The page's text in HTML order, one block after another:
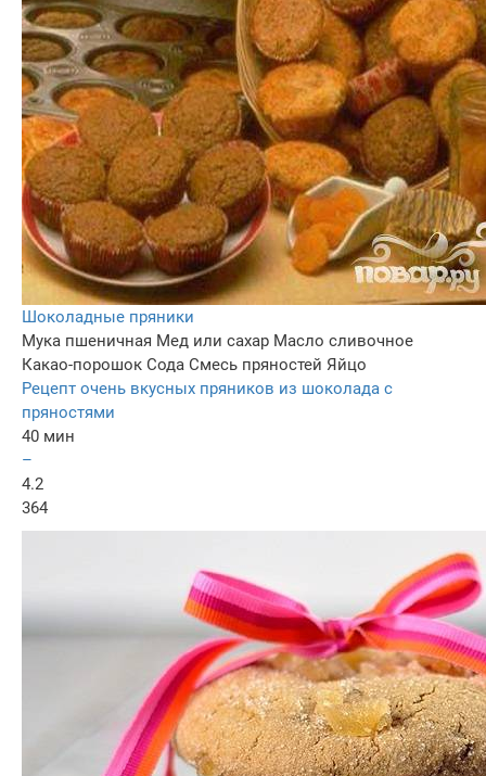
Шоколадные пряники
Мука пшеничная Мед или сахар Масло сливочное
Какао-порошок Сода Смесь пряностей Яйцо
Рецепт очень вкусных пряников из шоколада с
пряностями
40 мин
–
4.2
364